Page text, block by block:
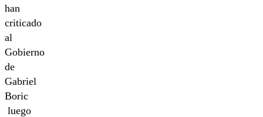
han
criticado
al
Gobierno
de
Gabriel
Boric
luego